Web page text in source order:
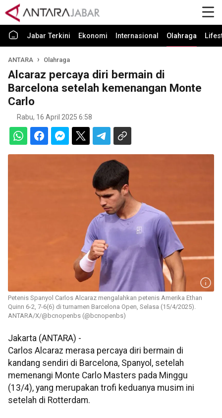
Jabar Terkini Ekonomi Internasional Olahraga
ANTARA Olahraga
Alcaraz percaya diri bermain di
Barcelona setelah kemenangan Monte
Carlo
Rabu, 16 April 2025 6:58
Petenis Spanyol Carlos Alcaraz mengalahkan petenis Amerika Ethan
Quinn 6-2, 7-6(6) di turnamen Barcelona Open, Selasa (15/4/2025).
ANTARA/X/@bcnopenbs (@bcnopenbs)
Jakarta (ANTARA) -
Carlos Alcaraz merasa percaya diri bermain di
kandang sendiri di Barcelona, Spanyol, setelah
memenangi Monte Carlo Masters pada Minggu
(13/4), yang merupakan trofi keduanya musim ini
setelah di Rotterdam.